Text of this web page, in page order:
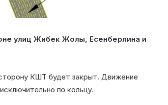
улиц Жибек Жолы, Есенберлина и
КШТ будет закрыт. Движение
по кольцу.